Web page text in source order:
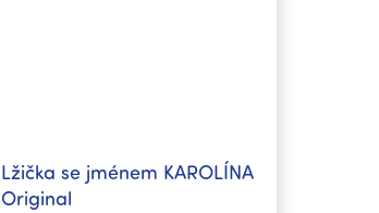
Lžička se jménem KAROLÍNA
Original